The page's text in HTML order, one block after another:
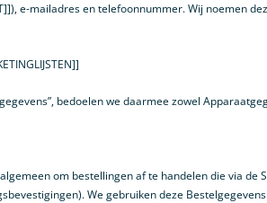
e-mailadres en telefoonnummer. Wij noemen
bedoelen we daarmee zowel
om bestellingen af te handelen die via
We gebruiken deze